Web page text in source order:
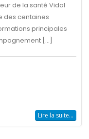
de la santé Vidal
des centaines
principales
[...]
Lire la suite...